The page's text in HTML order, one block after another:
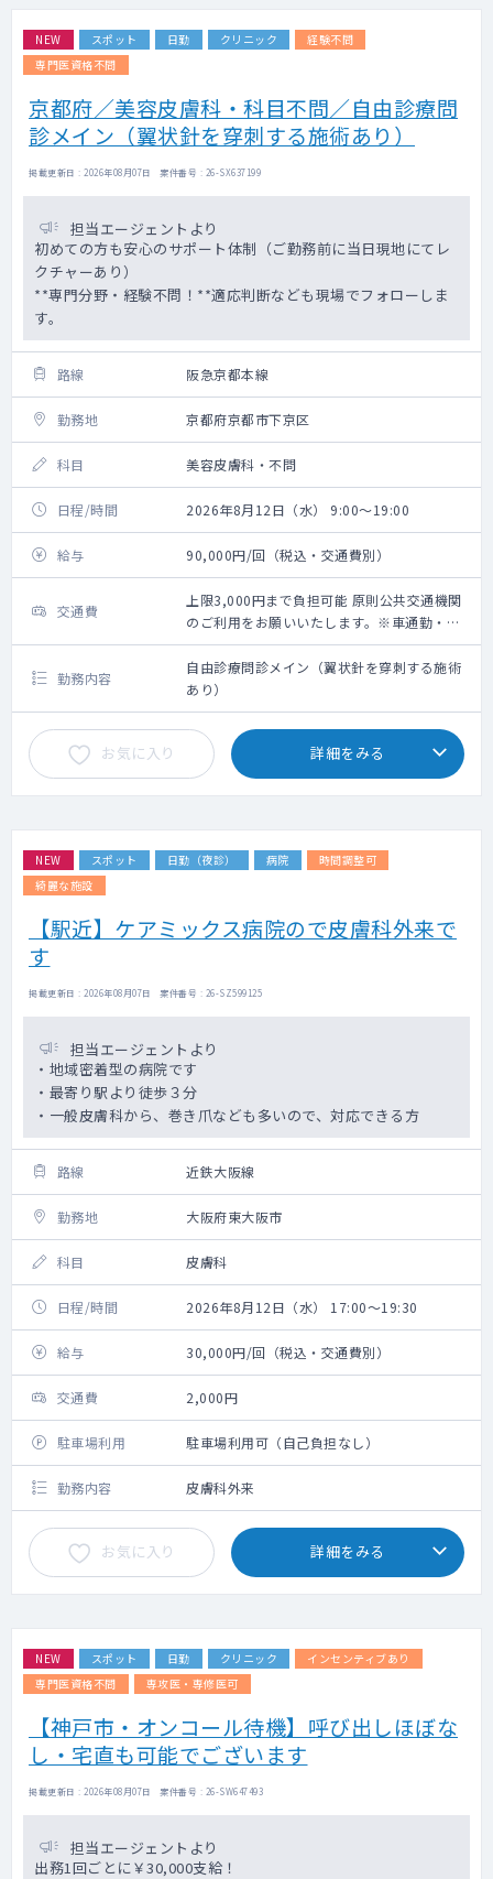
NEW スポット 日勤 クリニック
経験不問
専門医資格不問
京都府／美容皮膚科・科目不問／自由診療問
診メイン（翼状針を穿刺する施術あり）
掲載更新日 : 2026年08月07日 案件番号 : 26-SX637199
担当エージェントより
初めての方も安心のサポート体制（ご勤務前に当日現地にてレ
クチャーあり）
**専門分野・経験不問！**適応判断なども現場でフォローしま
す。
路線 阪急京都本線
勤務地 京都府京都市下京区
科目 美容皮膚科・不問
日程/時間 2026年8月12日（水） 9:00～19:00
給与 90,000円/回（税込・交通費別）
交通費
上限3,000円まで負担可能 原則公共交通機関
のご利用をお願いいたします。※車通勤・タ
クシー利用要相談
勤務内容
自由診療問診メイン（翼状針を穿刺する施術
あり）
お気に入り 詳細をみる
NEW スポット 日勤（夜診） 病院
時間調整可
綺麗な施設
【駅近】ケアミックス病院ので皮膚科外来で
す
掲載更新日 : 2026年08月07日 案件番号 : 26-SZ599125
担当エージェントより
・地域密着型の病院です
・最寄り駅より徒歩３分
・一般皮膚科から、巻き爪なども多いので、対応できる方
路線 近鉄大阪線
勤務地 大阪府東大阪市
科目 皮膚科
日程/時間 2026年8月12日（水） 17:00～19:30
給与 30,000円/回（税込・交通費別）
交通費 2,000円
駐車場利用 駐車場利用可（自己負担なし）
勤務内容 皮膚科外来
お気に入り 詳細をみる
NEW スポット 日勤 クリニック
インセンティブあり
専門医資格不問
専攻医・専修医可
【神戸市・オンコール待機】呼び出しほぼな
し・宅直も可能でございます
掲載更新日 : 2026年08月07日 案件番号 : 26-SW647493
担当エージェントより
出務1回ごとに￥30,000支給！